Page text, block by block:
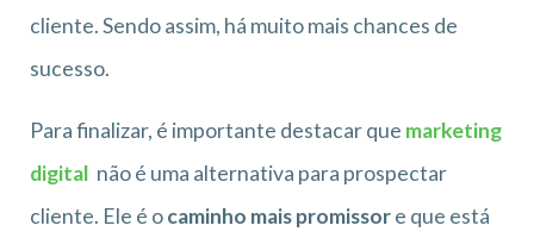
cliente. Sendo assim, há muito mais chances de
sucesso.
Para finalizar, é importante destacar que marketing
digital não é uma alternativa para prospectar
cliente. Ele é ocaminho mais promissore que está